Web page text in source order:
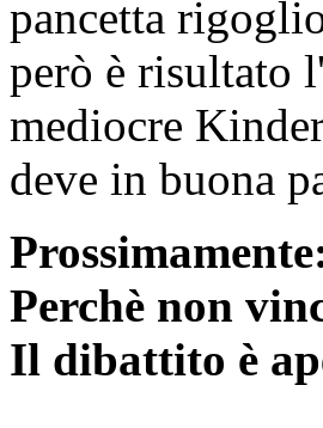
pancetta
però è risultato
mediocre
deve in buona
Perchè non
Il dibattito è